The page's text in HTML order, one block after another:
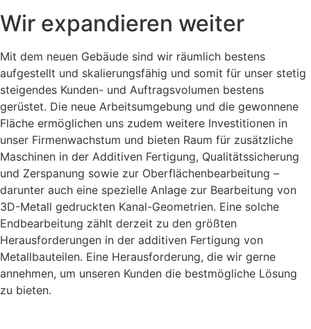
Wir expandieren weiter
Mit dem neuen Gebäude sind wir räumlich bestens
aufgestellt und skalierungsfähig und somit für unser stetig
steigendes Kunden- und Auftragsvolumen bestens
gerüstet. Die neue Arbeitsumgebung und die gewonnene
Fläche ermöglichen uns zudem weitere Investitionen in
unser Firmenwachstum und bieten Raum für zusätzliche
Maschinen in der Additiven Fertigung, Qualitätssicherung
und Zerspanung sowie zur Oberflächenbearbeitung –
darunter auch eine spezielle Anlage zur Bearbeitung von
3D-Metall gedruckten Kanal-Geometrien. Eine solche
Endbearbeitung zählt derzeit zu den größten
Herausforderungen in der additiven Fertigung von
Metallbauteilen. Eine Herausforderung, die wir gerne
annehmen, um unseren Kunden die bestmögliche Lösung
zu bieten.